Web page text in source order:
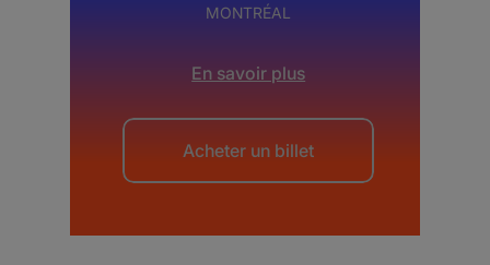
MONTRÉAL
En savoir plus
Acheter un billet